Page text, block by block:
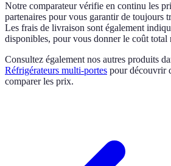
Notre comparateur vérifie en continu les
partenaires pour vous garantir de toujours
Les frais de livraison sont également
disponibles, pour vous donner le coût total
Consultez également nos autres produits
Réfrigérateurs multi-portes pour découvrir
comparer les prix.